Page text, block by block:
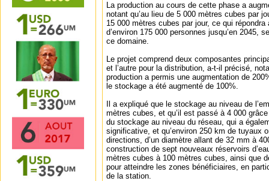
La production au cours de cette phase a
notant qu’au lieu de 5 000 mètres cubes par
15 000 mètres cubes par jour, ce qui répondra
d’environ 175 000 personnes jusqu’en 2045,
ce domaine.
Le projet comprend deux composantes
et l’autre pour la distribution, a-t-il précisé,
production a permis une augmentation de
le stockage a été augmenté de 100%.
Il a expliqué que le stockage au niveau de
mètres cubes, et qu’il est passé à 4 000
du stockage au niveau du réseau, qui a
significative, et qu’environ 250 km de tuyaux
directions, d’un diamètre allant de 32 mm à
construction de sept nouveaux réservoirs
mètres cubes à 100 mètres cubes, ainsi que
pour atteindre les zones bénéficiaires, en
de la station.